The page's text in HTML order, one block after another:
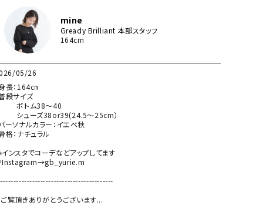
mine
Gready Brilliant 本部スタッフ
164cm
05/26
長：164㎝
段サイズ
トム38〜40
ューズ38or39(24.5〜25cm）
ーソナルカラー：イエベ秋
格：ナチュラル
ンスタでコーデなどアップしてます
覧頂きありがとうございます...